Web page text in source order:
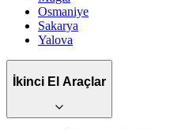
Osmaniye
Sakarya
Yalova
İkinci El Araçlar